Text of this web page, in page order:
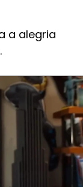
a alegria